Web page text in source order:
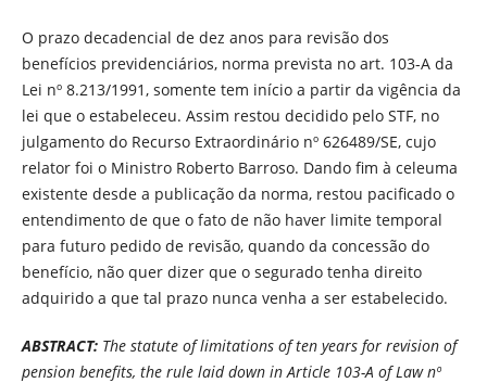
O prazo decadencial de dez anos para revisão dos
benefícios previdenciários, norma prevista no art. 103-A da
Lei nº 8.213/1991, somente tem início a partir da vigência da
lei que o estabeleceu. Assim restou decidido pelo STF, no
julgamento do Recurso Extraordinário nº 626489/SE, cujo
relator foi o Ministro Roberto Barroso. Dando fim à celeuma
existente desde a publicação da norma, restou pacificado o
entendimento de que o fato de não haver limite temporal
para futuro pedido de revisão, quando da concessão do
benefício, não quer dizer que o segurado tenha direito
adquirido a que tal prazo nunca venha a ser estabelecido.
ABSTRACT:The statute of limitations of ten years for revision of
pension benefits, the rule laid down in Article 103-A of Law nº